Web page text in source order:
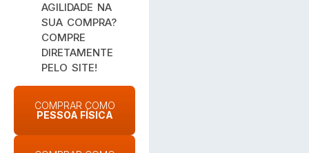
AGILIDADE NA
SUA COMPRA?
COMPRE
DIRETAMENTE
PELO SITE!
COMPRAR COMO
PESSOA FÍSICA